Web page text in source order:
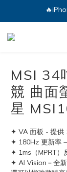
💕
MSI 34
競 曲面
星
✦ VA 面板 - 提供
✦ 180Hz 更新率
✦ 1ms（MPRT）
✦ AI Vision－全